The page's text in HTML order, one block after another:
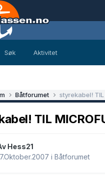
Søk Aktivitet
Båtforumet styrekabel! TIL
TIL
Hess21
i Båtforumet